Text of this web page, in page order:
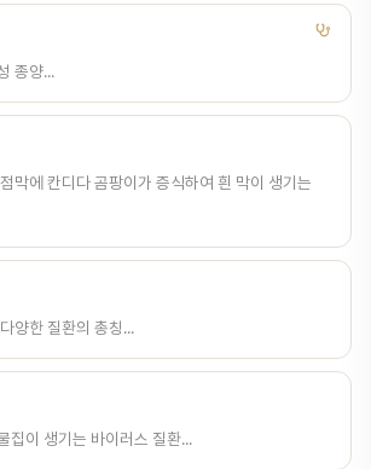
종양...
막에 칸디다 곰팡이가 증식하여 흰 막이 생기는
양한 질환의 총칭...
집이 생기는 바이러스 질환...